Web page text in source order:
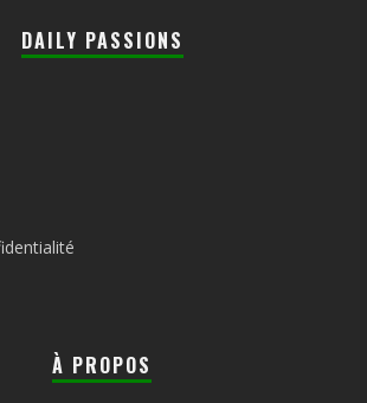
DAILY PASSIONS
À PROPOS